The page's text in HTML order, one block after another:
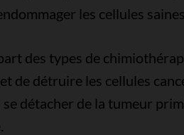
les cellules
des types de
de détruire les cellules
détacher de la tumeur